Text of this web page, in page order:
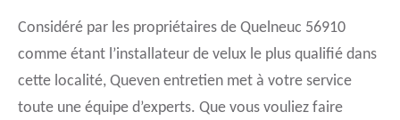
Considéré par les propriétaires de Quelneuc 56910
comme étant l’installateur de velux le plus qualifié dans
cette localité, Queven entretien met à votre service
toute une équipe d’experts. Que vous vouliez faire